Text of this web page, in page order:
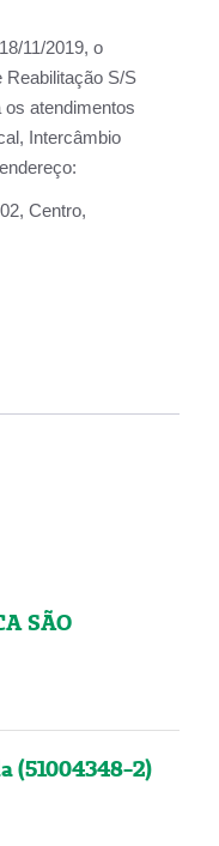
18/11/2019, o
Reabilitação S/S
os atendimentos
Intercâmbio
Centro,
SÃO
(51004348-2)